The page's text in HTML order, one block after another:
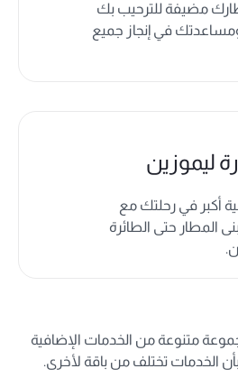
مضيفة للترحيب بك
في إنجاز جميع
ليموزين
أكبر في رحلتك مع
المطار حتى الطائرة
متنوعة من الخدمات الإضافية
بأن الخدمات تختلف من باقة لأخرى.